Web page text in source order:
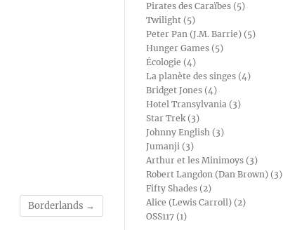
Borderlands →
Pirates des Caraïbes (5)
Twilight (5)
Peter Pan (J.M. Barrie) (5)
Hunger Games (5)
Écologie (4)
La planète des singes (4)
Bridget Jones (4)
Hotel Transylvania (3)
Star Trek (3)
Johnny English (3)
Jumanji (3)
Arthur et les Minimoys (3)
Robert Langdon (Dan Brown) (3)
Fifty Shades (2)
Alice (Lewis Carroll) (2)
OSS117 (1)